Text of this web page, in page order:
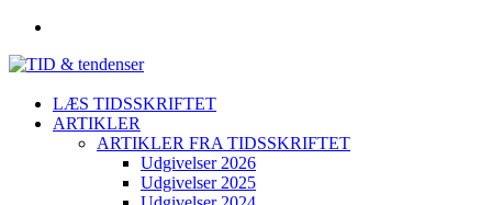
LÆS TIDSSKRIFTET
ARTIKLER
ARTIKLER FRA TIDSSKRIFTET
Udgivelser 2026
Udgivelser 2025